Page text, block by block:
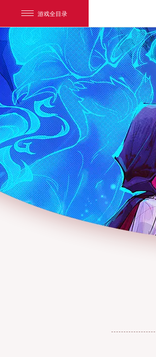
游戏全目录
网易游戏
游戏爱好者
我的足迹： 狼人杀